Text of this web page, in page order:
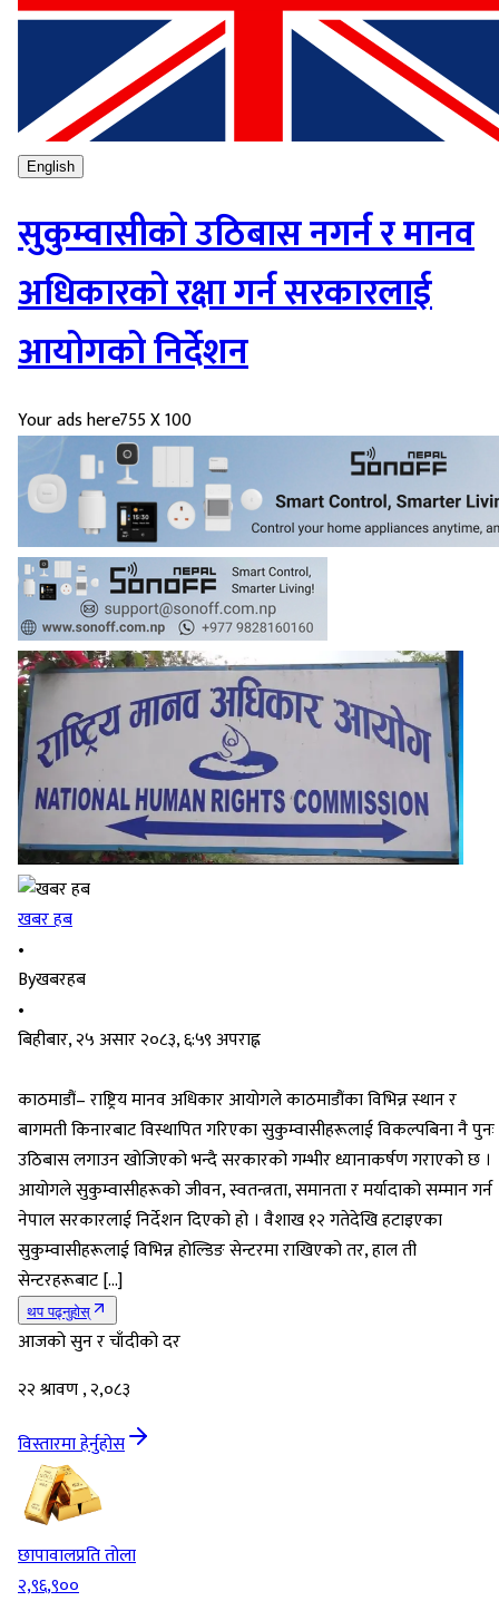
English
सुकुम्वासीको उठिबास नगर्न र मानव
अधिकारको रक्षा गर्न सरकारलाई
आयोगको निर्देशन
Your ads here755 X 100
खबर हब
•
Byखबरहब
•
बिहीबार, २५ असार २०८३, ६:५९ अपराह्न
काठमाडौं– राष्ट्रिय मानव अधिकार आयोगले काठमाडौंका विभिन्न स्थान र
बागमती किनारबाट विस्थापित गरिएका सुकुम्वासीहरूलाई विकल्पबिना नै पुनः
उठिबास लगाउन खोजिएको भन्दै सरकारको गम्भीर ध्यानाकर्षण गराएको छ ।
आयोगले सुकुम्वासीहरूको जीवन, स्वतन्त्रता, समानता र मर्यादाको सम्मान गर्न
नेपाल सरकारलाई निर्देशन दिएको हो । वैशाख १२ गतेदेखि हटाइएका
सुकुम्वासीहरूलाई विभिन्न होल्डिङ सेन्टरमा राखिएको तर, हाल ती
सेन्टरहरूबाट […]
थप पढ्नुहोस्
आजको सुन र चाँदीको दर
२२ श्रावण , २,०८३
विस्तारमा हेर्नुहोस
छापावालप्रति तोला
२,९६,९००